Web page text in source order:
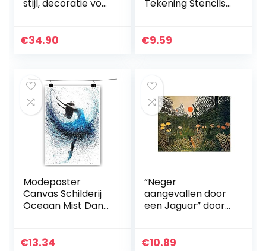
stijl, decoratie voor
Abstract)
€34.90
Tekening Stencils
Mandala Dot
€9.59
Modeposter
Canvas Schilderij
Oceaan Mist Dans
Wall Art Foto voor
€13.34
“Neger
aangevallen door
een Jaguar” door
Canvasafdrukken
€10.89